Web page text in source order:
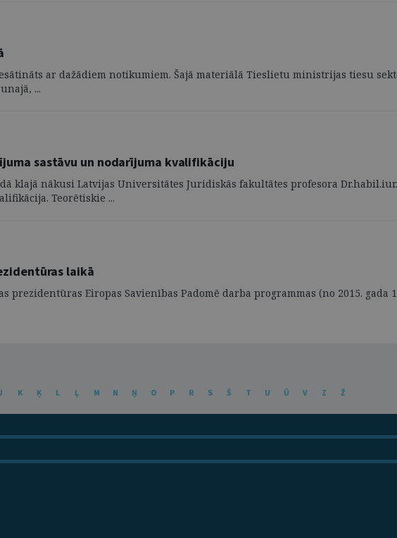
ar dažādiem notikumiem. Šajā materiālā Tieslietu ministrijas tiesu
...
sastāvu un nodarījuma kvalifikāciju
klajā nākusi Latvijas Universitātes Juridiskās fakultātes profesora
Teorētiskie ...
laikā
Eiropas Savienības Padomē darba programmas (no 2015. gada
K Ķ L Ļ M N Ņ O P R S Š T U Ū V Z Ž